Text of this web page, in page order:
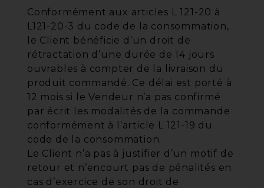
Conformément aux articles L 121-20 à
L121-20-3 du code de la consommation,
le Client bénéficie d’un droit de
rétractation d’une durée de 14 jours
ouvrables à compter de la livraison du
produit commandé. Ce délai est porté à
12 mois si le Vendeur n’a pas confirmé
par écrit les modalités de la commande
conformément à l’article L 121-19 du
code de la consommation.
Le Client n’a pas à justifier d’un motif de
retour et n’encourt pas de pénalités en
cas d’exercice de son droit de